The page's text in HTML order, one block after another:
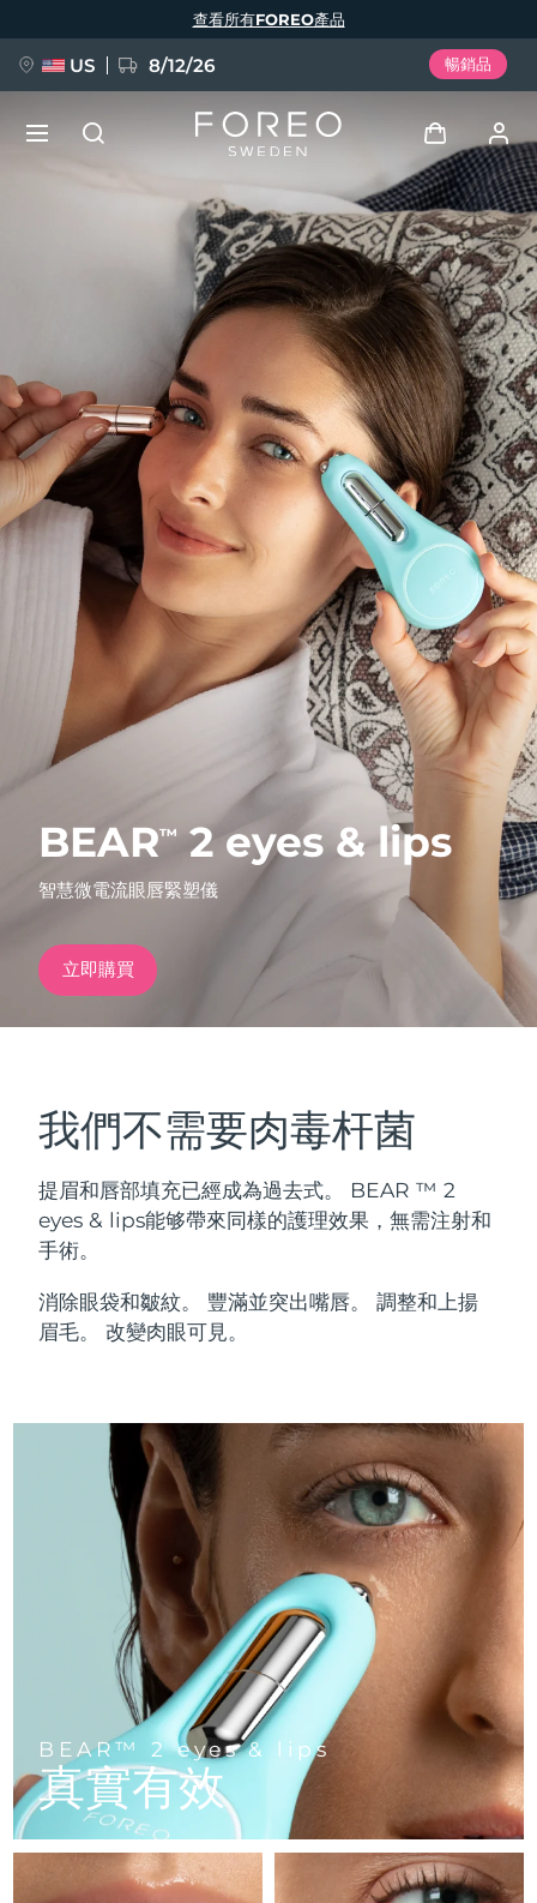
BEAR™2 eyes & lips
智慧微電流眼唇緊塑儀
立即購買
我們不需要肉毒杆菌
提眉和唇部填充已經成為過去式。 BEAR ™ 2
eyes & lips能够帶來同樣的護理效果，無需注射和
手術。
消除眼袋和皺紋。 豐滿並突出嘴唇。 調整和上揚
眉毛。 改變肉眼可見。
BEAR™ 2 eyes & lips
真實有效
查看所有FOREO產品
US 8/12/26 暢銷品
登入
用戶信息
我的設備
我的訂單
我的地址
我的訂閱
FAQ™ Pure Beauty-Tech Elixir
BREAKING NEWS
issa™ Teeth Whitening Set
FAQ™ Dual LED Panel
熱門產品
特別優惠 暢銷產品
紅光療法
面部清潔
Anti-aging massage
LUNA™ 4 Men
For men, anti-aging massage
LUNA™ 4 mini
For young skin, T-zone
LUNA™ 4 go
For travel or gym bag
LUNA™護膚
Premium cleansers & balm
緊致提拉
Microcurrent toning
BEAR™ 2 eyes & lips
Microcurrent line smoothing device
面部提拉護理
Premium anti-aging skincare
BEAR™ 設備
All premium facelift devices
Deep facial hydration
UFO™ 3 LED
Near-infrared and red light therapy
device
UFO™ 3 mini
Red light therapy device for young skin
UFO™ 3 go
Portable red light therapy
面膜
Hybrid silicone sonic toothbrush
issa™ 4 plus
Smart hybrid silicone sonic toothbrush
issa™ 4 smile
Hybrid silicone sonic toothbrush
issa™ 4 baby
For ages 0-3
issa™ Teeth Whitening Set
FAQ™ 抗老護理
FAQ™ 101
Clinical anti-aging
FAQ™ 102
Advanced clinical anti-aging
FAQ™ 103
Luxurious clinical anti-aging set
LED 護理
NEW
FAQ™ 201
LED mask
FAQ™ 202
LED mask
FAQ™ 211
Anti-aging neck & décolleté LED mask
FAQ™ 301
LED hair strengthening scalp massager
FAQ™ Scalp Serum
肌膚年輕化
NEW
FAQ™ 501
Full-Spectrum Red Light Therapy
FAQ™ 502
保健品
NEW
Deutsch
Español
Italiano
Português
Polski
Svenska
Русский
Türkçe
简体中文 繁體中文
發貨國家
預計送達日期 8/12/26
英國 預計送達日期8/11/26
西班牙 預計送達日期8/11/26
預計送達日期 8/14/26
法國 預計送達日期8/11/26
德國 預計送達日期
加拿大 預計送達日期 8/15/26
奧地利 預計送達日期
比利時 預計送達日期8/11/26
波士尼亞與赫塞哥維納
保加利亞 預計送達日期 8/11/26
預計送達日期8/15/26
預計送達日期
預計送達日期 8/11/26
預計送達日期 8/15/26
克羅埃西亞 8/11/26
賽普勒斯
捷克 預計送達日期8/11/26